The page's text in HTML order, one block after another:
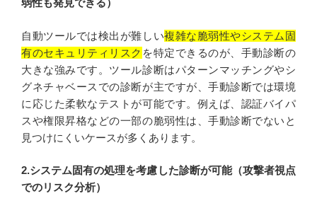
弱性も発見できる）
自動ツールでは検出が難しい複雑な脆弱性やシステム固
有のセキュリティリスク を特定できるのが、手動診断の
大きな強みです。ツール診断はパターンマッチングやシ
グネチャベースでの診断が主ですが、手動診断では環境
に応じた柔軟なテストが可能です。例えば、認証バイパ
スや権限昇格などの一部の脆弱性は、手動診断でないと
見つけにくいケースが多くあります。
2.システム固有の処理を考慮した診断が可能（攻撃者視点
でのリスク分析）